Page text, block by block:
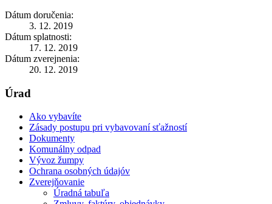
Dátum doručenia:
3. 12. 2019
Dátum splatnosti:
17. 12. 2019
Dátum zverejnenia:
20. 12. 2019
Úrad
Ako vybavíte
Zásady postupu pri vybavovaní sťažností
Dokumenty
Komunálny odpad
Vývoz žumpy
Ochrana osobných údajóv
Zverejňovanie
Úradná tabuľa